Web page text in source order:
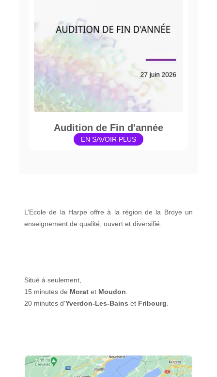
Audition de Fin d'année
EN SAVOIR PLUS
L’Ecole de la Harpe offre à la région de la Broye un
enseignement de qualité, ouvert et diversifié.
Situé à seulement,
15 minutes de Morat et Moudon
20 minutes d'Yverdon-Les-Bains et Fribourg